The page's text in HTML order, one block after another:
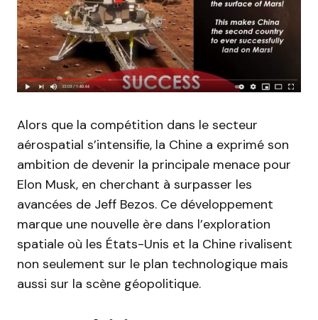
Alors que la compétition dans le secteur
aérospatial s’intensifie, la Chine a exprimé son
ambition de devenir la principale menace pour
Elon Musk, en cherchant à surpasser les
avancées de Jeff Bezos. Ce développement
marque une nouvelle ère dans l’exploration
spatiale où les États-Unis et la Chine rivalisent
non seulement sur le plan technologique mais
aussi sur la scène géopolitique.